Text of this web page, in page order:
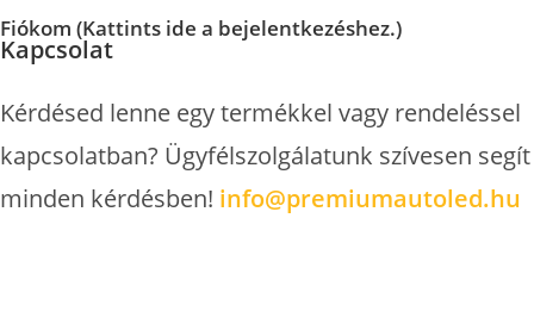
Fiókom (Kattints ide a bejelentkezéshez.)
Kapcsolat
Kérdésed lenne egy termékkel vagy rendeléssel
kapcsolatban? Ügyfélszolgálatunk szívesen segít
minden kérdésben! info@premiumautoled.hu